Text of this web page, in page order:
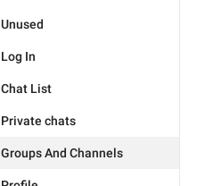
Unused
Log In
Chat List
Private chats
Groups And Channels